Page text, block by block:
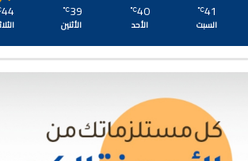
41
℃
السبت
40
℃
الأحد
39
℃
الأثنين
44